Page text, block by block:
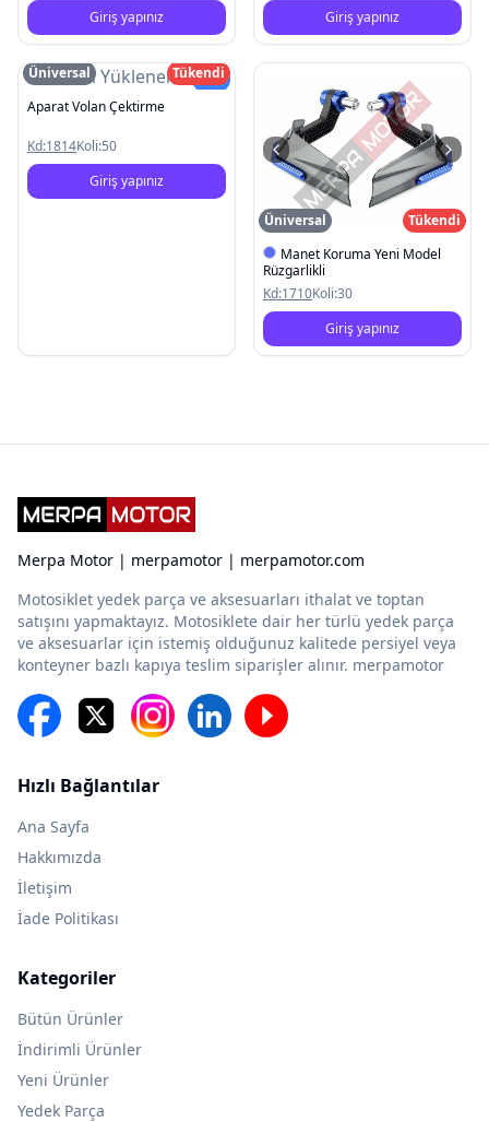
Giriş yapınız
Giriş yapınız
Resim YüklenemediYeni
Üniversal
Tükendi
Aparat Volan Çektirme
Kd:1814Koli:50
Giriş yapınız
Üniversal
Tükendi
Manet Koruma Yeni Model
Rüzgarlikli
Kd:1710Koli:30
Giriş yapınız
Merpa Motor | merpamotor | merpamotor.com
Motosiklet yedek parça ve aksesuarları ithalat ve toptan
satışını yapmaktayız. Motosiklete dair her türlü yedek parça
ve aksesuarlar için istemiş olduğunuz kalitede persiyel veya
konteyner bazlı kapıya teslim siparişler alınır. merpamotor
Hızlı Bağlantılar
Ana Sayfa
Hakkımızda
İletişim
İade Politikası
Kategoriler
Bütün Ürünler
İndirimli Ürünler
Yeni Ürünler
Yedek Parça